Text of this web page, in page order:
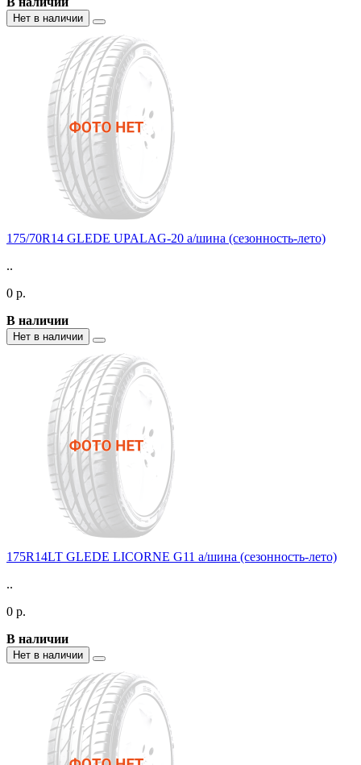
Нет в наличии
175/70R14 GLEDE UPALAG-20 а/шина (сезонность-лето)
..
0 р.
В наличии
Нет в наличии
175R14LT GLEDE LICORNE G11 а/шина (сезонность-лето)
..
0 р.
В наличии
Нет в наличии